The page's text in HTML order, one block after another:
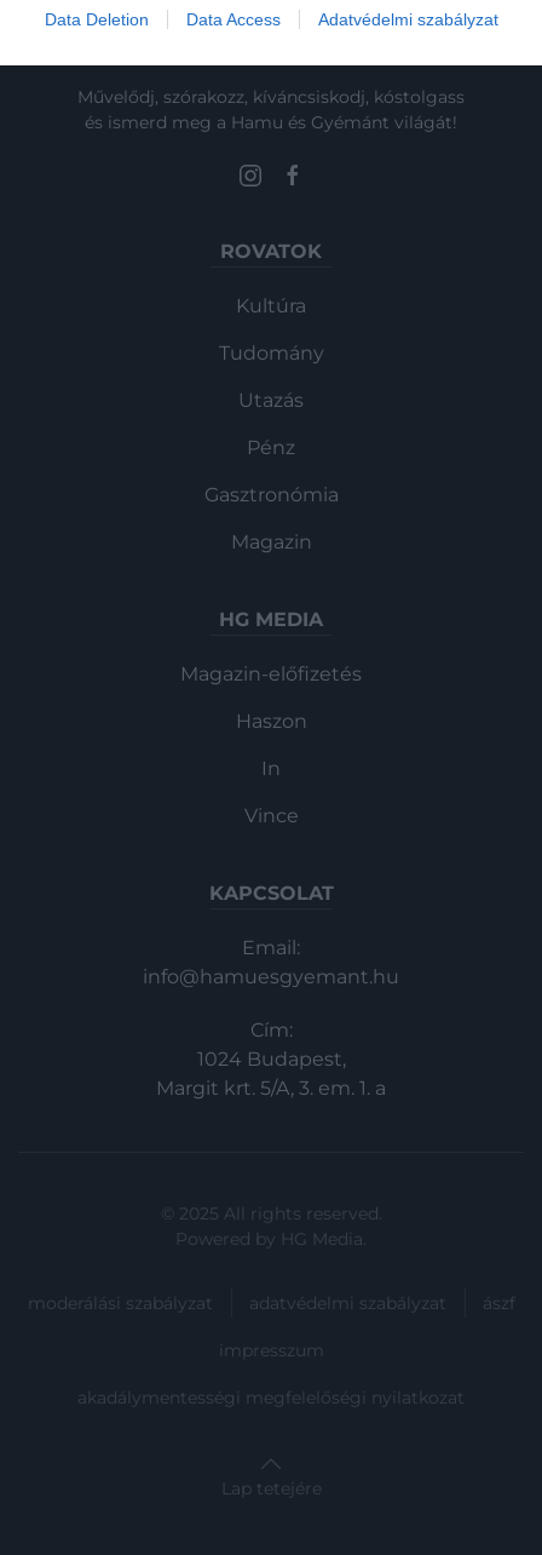
Data Deletion Data Access Adatvédelmi szabályzat
Művelődj, szórakozz, kíváncsiskodj, kóstolgass
és ismerd meg a Hamu és Gyémánt világát!
ROVATOK
Kultúra
Tudomány
Utazás
Pénz
Gasztronómia
Magazin
HG MEDIA
Magazin-előfizetés
Haszon
In
Vince
KAPCSOLAT
Email:
info@hamuesgyemant.hu
Cím:
1024 Budapest,
Margit krt. 5/A, 3. em. 1. a
© 2025 All rights reserved.
Powered by HG Media.
moderálási szabályzat adatvédelmi szabályzat ászf
impresszum
akadálymentességi megfelelőségi nyilatkozat
Lap tetejére